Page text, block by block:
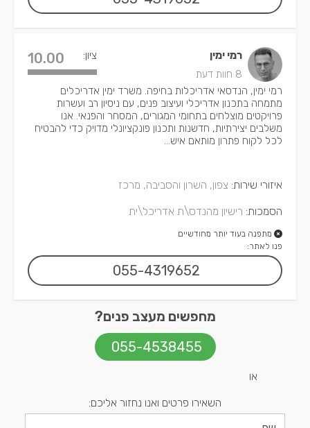
רמי ימין
8 חוות דעת
ציון: 10.00
רמי ימין, הנדסאי אדריכלות בחיפה. משרד ימין אדריכלים
מתמחה בתכנון אדריכלי ועיצוב פנים, עם ניסיון רב ועשרות
פרויקטים מוצלחים בתחומי המגורים, המסחר והפנאי. אנו
משלבים יצירתיות, חדשנות ותכנון פונקציונלי מדויק כדי להבטיח
לכל לקוח פתרון מותאם איש...
איזורי שירות: צפון, השרון והסביבה, מרכז
הסמכות: רישיון מהנדס\ת אדריכל\ית
מתפנה בעוד יותר מחודשיים
פנו לאתר:
055-4319652
מחפשים מעצב פנים?
055-4538455
או
השאירו פרטים ואנו נחזור אליכם: